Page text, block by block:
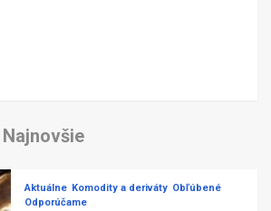
Najnovšie
Aktuálne Komodity a deriváty Obľúbené
Odporúčame